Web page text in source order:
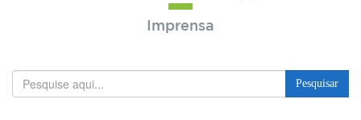
Imprensa
Pesquisar